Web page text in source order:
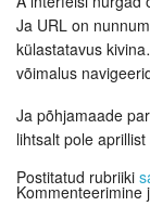
Ja URL on
külastatavus
võimalus
Ja põhjamaade
lihtsalt pole
Postitatud rubriiki
Kommenteerimine